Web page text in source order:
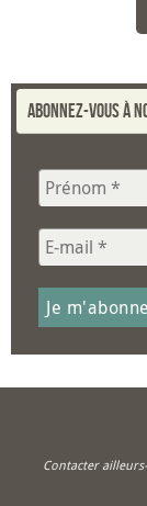
Abonnez-vous à
Contacter